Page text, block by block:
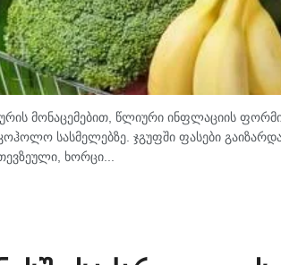
მონაცემებით, წლიური ინფლაციის
სასმელებზე. ჯგუფში ფასები
ხორცი...